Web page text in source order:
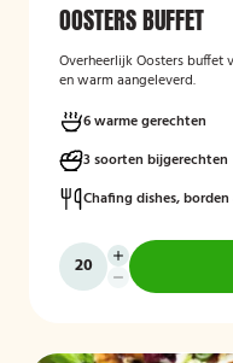
OOSTERS BUFFET
Overheerlijk Oosters buffet
en warm aangeleverd.
6 warme gerechten
3 soorten bijgerechten
Chafing dishes,